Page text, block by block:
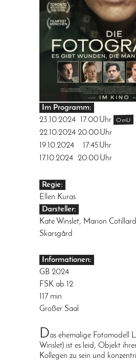
Im Programm:
23.10.2024
17:00Uhr OmU
22.10.2024 20:00Uhr
19.10.2024
17:45Uhr
17.10.2024 20:00Uhr
Regie:
Ellen Kuras
Darsteller:
Kate Winslet, Marion
Skarsgård
Informationen:
GB 2024
FSK ab 12
117 min
Großer Saal
Das ehemalige Fotomodell
Winslet) ist es leid, Objekt
Kollegen zu sein und